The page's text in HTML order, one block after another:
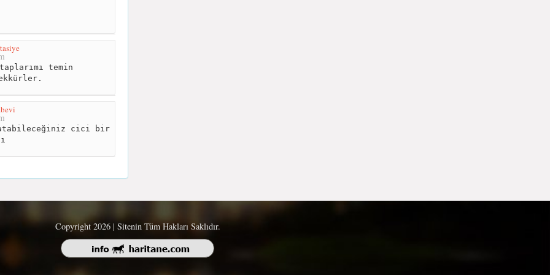
temin
cici bir
Copyright 2026 | Sitenin Tüm Hakları Saklıdır.